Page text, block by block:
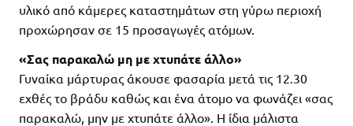
υλικό από κάμερες καταστημάτων στη γύρω περιοχή
προχώρησαν σε 15 προσαγωγές ατόμων.
«Σας παρακαλώ μη με χτυπάτε άλλο»
Γυναίκα μάρτυρας άκουσε φασαρία μετά τις 12.30
εχθές το βράδυ καθώς και ένα άτομο να φωνάζει «σας
παρακαλώ, μην με χτυπάτε άλλο». Η ίδια μάλιστα